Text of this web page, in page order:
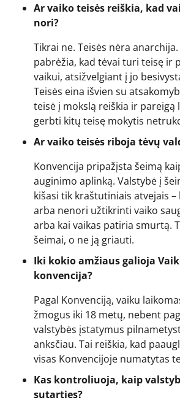
Ar vaiko teisės reiškia, kad
nori?
Tikrai ne. Teisės nėra
pabrėžia, kad tėvai turi teisę ir
vaikui, atsižvelgiant į jo
Teisės eina išvien su
teisė į mokslą reiškia ir pareigą
gerbti kitų teisę mokytis
Ar vaiko teisės riboja tėvų
Konvencija pripažįsta šeimą
auginimo aplinką. Valstybė į
kišasi tik kraštutiniais atvejais –
arba nenori užtikrinti vaiko
arba kai vaikas patiria smurtą.
šeimai, o ne ją griauti.
Iki kokio amžiaus galioja
konvencija?
Pagal Konvenciją, vaiku
žmogus iki 18 metų, nebent
valstybės įstatymus
anksčiau. Tai reiškia, kad
visas Konvencijoje numatytas
Kas kontroliuoja, kaip
sutarties?